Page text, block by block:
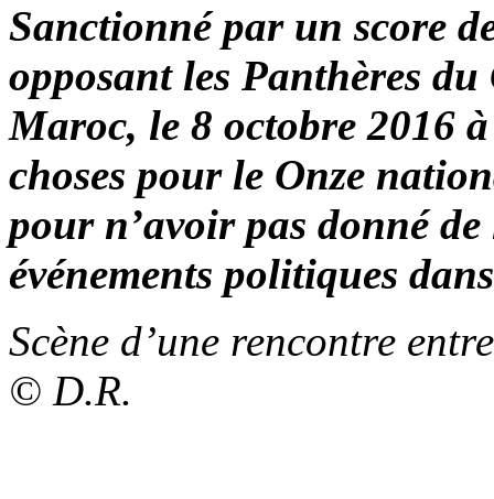
Sanctionné par un score
opposant les Panthères
Maroc, le 8 octobre 2016
choses pour le Onze
pour n’avoir pas donné
événements politiques
Scène d’une rencontre
© D.R.